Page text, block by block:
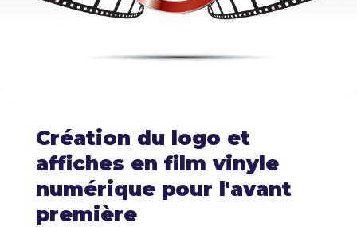
Création du logo et
affiches en film vinyle
numérique pour l'avant
première